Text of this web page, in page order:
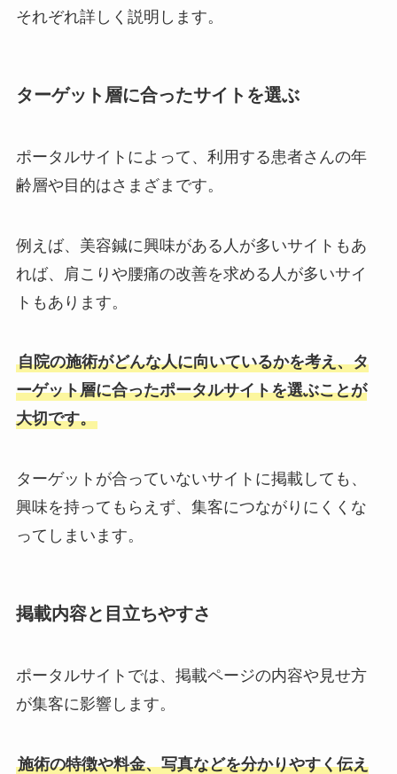
それぞれ詳しく説明します。
ターゲット層に合ったサイトを選ぶ
ポータルサイトによって、利用する患者さんの年
齢層や目的はさまざまです。
例えば、美容鍼に興味がある人が多いサイトもあ
れば、肩こりや腰痛の改善を求める人が多いサイ
トもあります。
自院の施術がどんな人に向いているかを考え、タ
ーゲット層に合ったポータルサイトを選ぶことが
大切です。
ターゲットが合っていないサイトに掲載しても、
興味を持ってもらえず、集客につながりにくくな
ってしまいます。
掲載内容と目立ちやすさ
ポータルサイトでは、掲載ページの内容や見せ方
が集客に影響します。
施術の特徴や料金、写真などを分かりやすく伝え